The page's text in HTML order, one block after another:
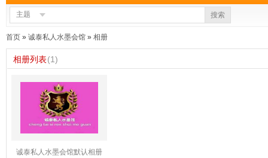
主题 搜索
首页 » 诚泰私人水墨会馆 » 相册
相册列表(1)
诚泰私人水墨会馆默认相册